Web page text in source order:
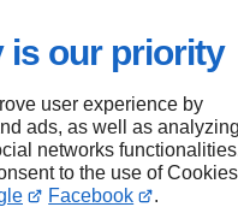
is our priority
user experience by
ads, as well as analyzing
networks
to the use of Cookies
Facebook .